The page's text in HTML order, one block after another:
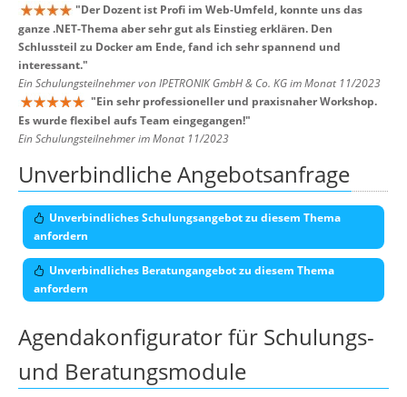
"Der Dozent ist Profi im Web-Umfeld, konnte uns das
ganze .NET-Thema aber sehr gut als Einstieg erklären. Den
Schlussteil zu Docker am Ende, fand ich sehr spannend und
interessant."
Ein Schulungsteilnehmer von IPETRONIK GmbH & Co. KG im Monat 11/2023
"Ein sehr professioneller und praxisnaher Workshop.
Es wurde flexibel aufs Team eingegangen!"
Ein Schulungsteilnehmer im Monat 11/2023
Unverbindliche Angebotsanfrage
Unverbindliches Schulungsangebot zu diesem Thema
anfordern
Unverbindliches Beratungangebot zu diesem Thema
anfordern
Agendakonfigurator für Schulungs-
und Beratungsmodule